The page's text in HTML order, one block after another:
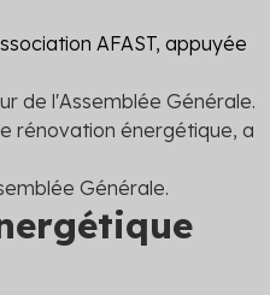
AFAST, appuyée
de l'Assemblée Générale.
rénovation énergétique, a
Générale.